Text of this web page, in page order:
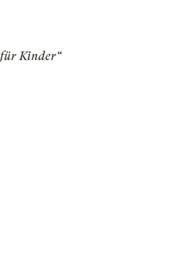
Kinder“